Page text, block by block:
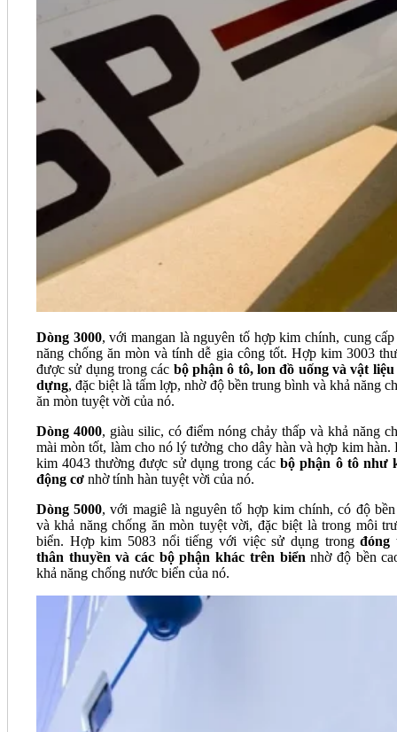
Dòng 3000, với mangan là nguyên tố hợp kim chính, cung
năng chống ăn mòn và tính dễ gia công tốt. Hợp kim 3003
được sử dụng trong các bộ phận ô tô, lon đồ uống và vật liệu
dựng, đặc biệt là tấm lợp, nhờ độ bền trung bình và khả năng
ăn mòn tuyệt vời của nó.
Dòng 4000, giàu silic, có điểm nóng chảy thấp và khả năng
mài mòn tốt, làm cho nó lý tưởng cho dây hàn và hợp kim hàn.
kim 4043 thường được sử dụng trong cácbộ phận ô tô như
động cơ nhờ tính hàn tuyệt vời của nó.
Dòng 5000, với magiê là nguyên tố hợp kim chính, có độ bền
và khả năng chống ăn mòn tuyệt vời, đặc biệt là trong môi
biển. Hợp kim 5083 nổi tiếng với việc sử dụng trongđóng
thân thuyền và các bộ phận khác trên biển nhờ độ bền
khả năng chống nước biển của nó.